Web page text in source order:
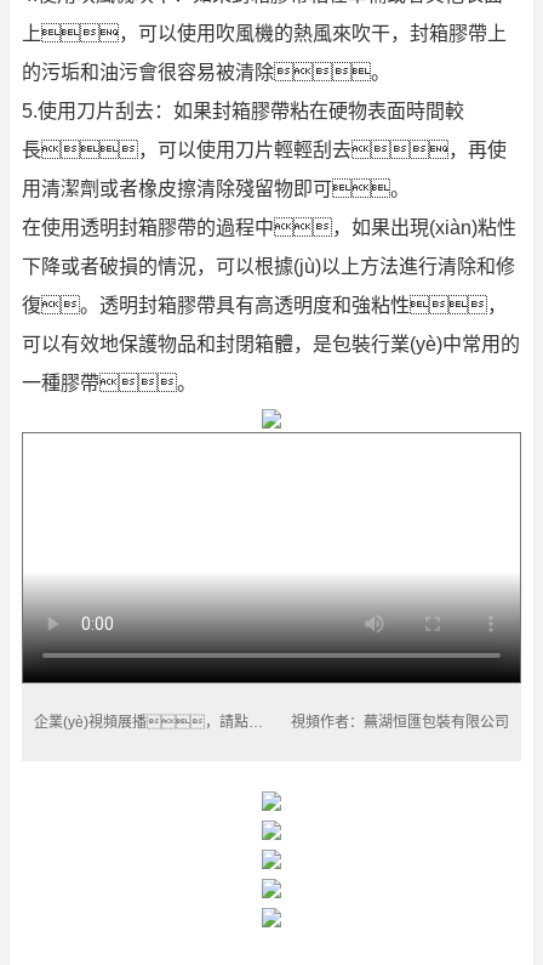
上，可以使用吹風機的熱風來吹干，封箱膠帶上
的污垢和油污會很容易被清除。
5.使用刀片刮去：如果封箱膠帶粘在硬物表面時間較
長，可以使用刀片輕輕刮去，再使
用清潔劑或者橡皮擦清除殘留物即可。
在使用透明封箱膠帶的過程中，如果出現(xiàn)粘性
下降或者破損的情況，可以根據(jù)以上方法進行清除和修
復。透明封箱膠帶具有高透明度和強粘性，
可以有效地保護物品和封閉箱體，是包裝行業(yè)中常用的
一種膠帶。
企業(yè)視頻展播，請點擊播放 視頻作者：蕪湖恒匯包裝有限公司